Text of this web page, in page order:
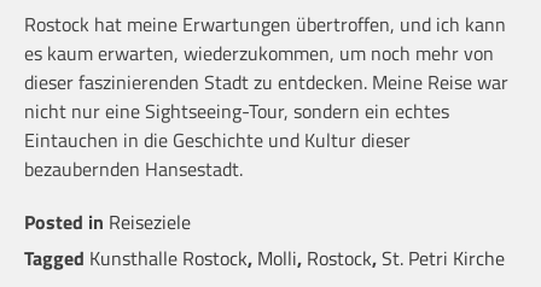
Rostock hat meine Erwartungen übertroffen, und ich kann
es kaum erwarten, wiederzukommen, um noch mehr von
dieser faszinierenden Stadt zu entdecken. Meine Reise war
nicht nur eine Sightseeing-Tour, sondern ein echtes
Eintauchen in die Geschichte und Kultur dieser
bezaubernden Hansestadt.
Posted in Reiseziele
Tagged Kunsthalle Rostock, Molli, Rostock,St. Petri Kirche